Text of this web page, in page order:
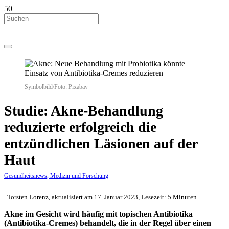
Symbolbild/Foto: Pixabay
Studie: Akne-Behandlung
reduzierte erfolgreich die
entzündlichen Läsionen auf der
Haut
Gesundheitsnews, Medizin und Forschung
Torsten Lorenz, aktualisiert am 17. Januar 2023, Lesezeit: 5 Minuten
Akne im Gesicht wird häufig mit topischen Antibiotika
(Antibiotika-Cremes) behandelt, die in der Regel über einen